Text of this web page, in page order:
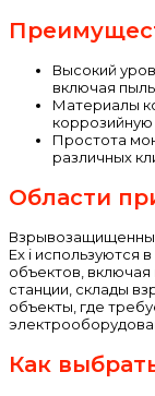
Высокий
включая пыль
Материалы
коррозийную
Простота
различных
Области
Ex i используются
объектов,
станции, склады
объекты, где
Как